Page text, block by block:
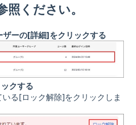
ください。
ザーの[詳細]をクリックする
クする
る[ロック解除]をクリックしま